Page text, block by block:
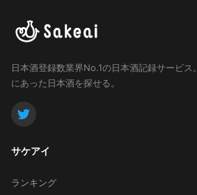
日本酒登録数業界No.1の日本酒記録サービス。
にあった日本酒を探せる。
サケアイ
ランキング